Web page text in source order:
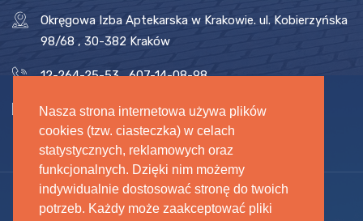
Nasza strona internetowa używa plików
cookies (tzw. ciasteczka) w celach
statystycznych, reklamowych oraz
funkcjonalnych. Dzięki nim możemy
indywidualnie dostosować stronę do twoich
potrzeb. Każdy może zaakceptować pliki
Okręgowa Izba Aptekarska w Krakowie. ul. Kobierzyńska
98/68 , 30-382 Kraków
12-264-25-53,607-14-08-98
biuro@oia.krakow.pl,oia.krakow.pl